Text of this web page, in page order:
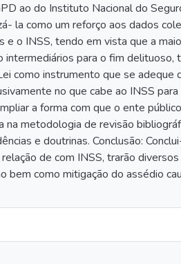
ao do Instituto Nacional do
la como um reforço aos dados
o INSS, tendo em vista que a
para o fim delituoso,
como instrumento que se adeque
no que cabe ao INSS
a forma com que o ente
metodologia de revisão
e doutrinas. Conclusão:
de com INSS, trarão
bem como mitigação do assédio